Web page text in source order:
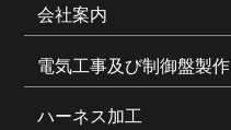
会社案内
電気工事及び制御盤製作
ハーネス加工